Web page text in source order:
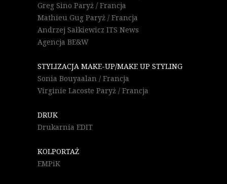
Greg Sino Paryż / Francja
Mathieu Gug Paryż / Francja
Andrzej Sałkiewicz ITS News
Agencja BE&W
STYLIZACJA MAKE-UP/MAKE UP STYLING
Sonia Bouyaalan / Francja
Virginie Lacoste Paryż / Francja
DRUK
Drukarnia EDIT
KOLPORTAŻ
EMPiK